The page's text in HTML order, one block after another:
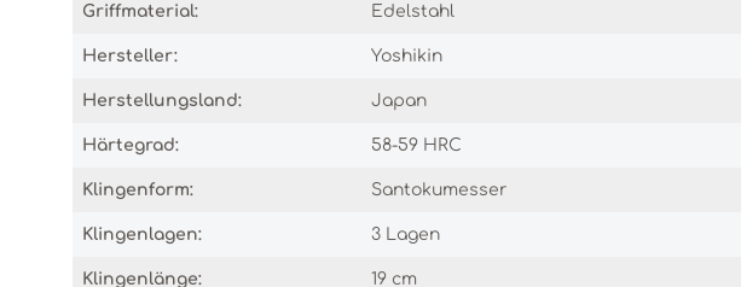
Griffmaterial: Edelstahl
Hersteller: Yoshikin
Herstellungsland: Japan
Härtegrad: 58-59 HRC
Klingenform: Santokumesser
Klingenlagen: 3 Lagen
Klingenlänge: 19 cm